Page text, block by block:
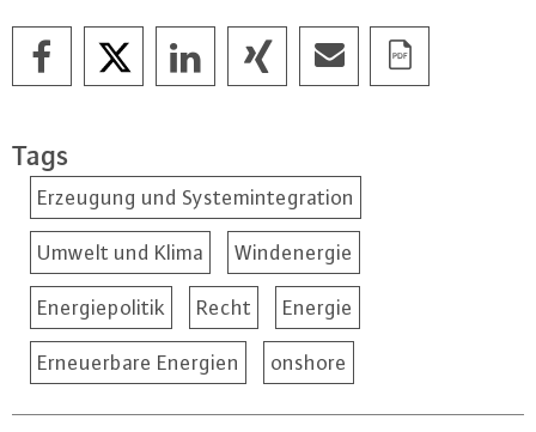
Tags
Erzeugung und Systemintegration
Umwelt und Klima Windenergie
Energiepolitik Recht Energie
Erneuerbare Energien onshore